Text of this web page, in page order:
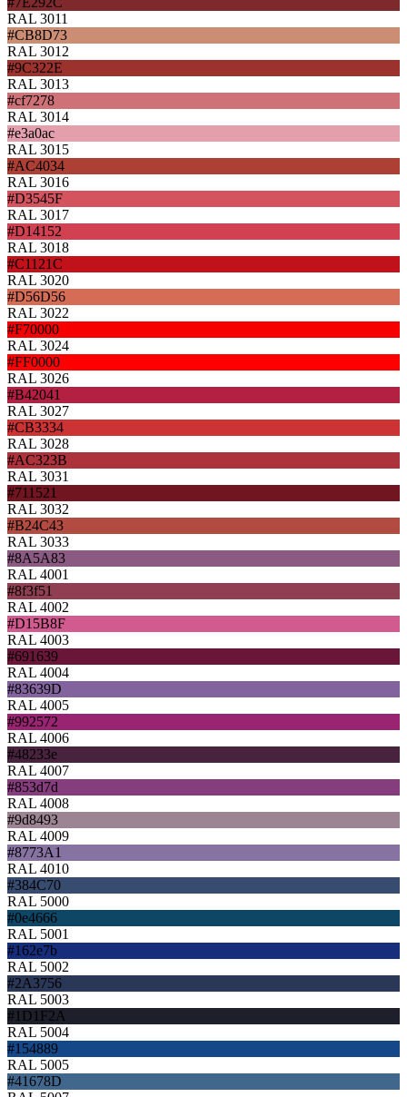
RAL 3011
#CB8D73
RAL 3012
#9C322E
RAL 3013
#cf7278
RAL 3014
#e3a0ac
RAL 3015
#AC4034
RAL 3016
#D3545F
RAL 3017
#D14152
RAL 3018
#C1121C
RAL 3020
#D56D56
RAL 3022
#F70000
RAL 3024
#FF0000
RAL 3026
#B42041
RAL 3027
#CB3334
RAL 3028
#AC323B
RAL 3031
#711521
RAL 3032
#B24C43
RAL 3033
#8A5A83
RAL 4001
#8f3f51
RAL 4002
#D15B8F
RAL 4003
#691639
RAL 4004
#83639D
RAL 4005
#992572
RAL 4006
#48233e
RAL 4007
#853d7d
RAL 4008
#9d8493
RAL 4009
#8773A1
RAL 4010
#384C70
RAL 5000
#0e4666
RAL 5001
#162e7b
RAL 5002
#2A3756
RAL 5003
#1D1F2A
RAL 5004
#154889
RAL 5005
#41678D